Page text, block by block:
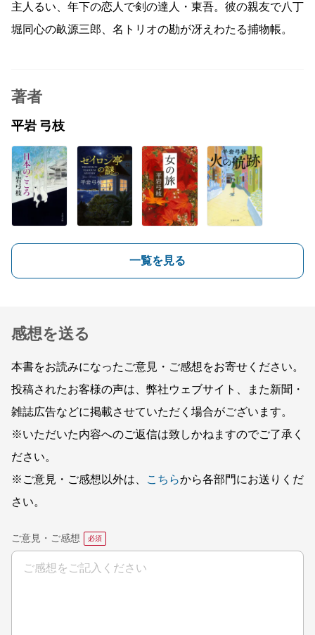
主人るい、年下の恋人で剣の達人・東吾。彼の親友で八丁
堀同心の畝源三郎、名トリオの勘が冴えわたる捕物帳。
著者
平岩 弓枝
一覧を見る
感想を送る
本書をお読みになったご意見・ご感想をお寄せください。
投稿されたお客様の声は、弊社ウェブサイト、また新聞・
雑誌広告などに掲載させていただく場合がございます。
※いただいた内容へのご返信は致しかねますのでご了承く
ださい。
※ご意見・ご感想以外は、
こちらから各部門にお送りくだ
さい。
ご意見・ご感想